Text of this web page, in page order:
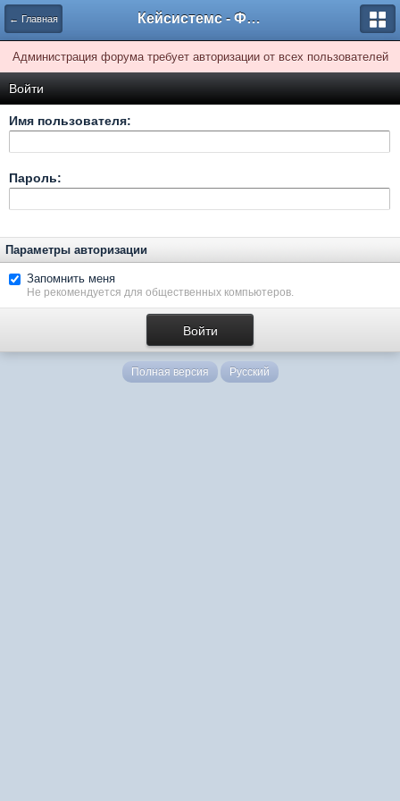
← Главная Кейсистемс - Форумы
Администрация форума требует авторизации от всех пользователей
Войти
Имя пользователя:
Пароль:
Параметры авторизации
Запомнить меня
Не рекомендуется для общественных компьютеров.
Полная версия Русский